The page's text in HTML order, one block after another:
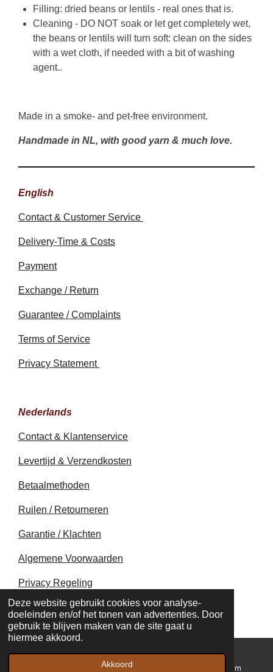
Deze website gebruikt cookies voor analyse-
doeleinden en/of het tonen van advertenties. Door
gebruik te blijven maken van de site gaat u
hiermee akkoord.
Akkoord
Filling: dried beans or lentils - real ones that is.
Cleaning - DO NOT soak or let get completely wet,
the beans or lentils will turn soft: clean on the sides
with a wet cloth, if needed with a bit of washing
agent..
Made in a smoke- and pet-free environment.
Handmade in NL, with good yarn & much love.
English
Contact & Customer Service
Delivery-Time & Costs
Payment
Exchange / Return
Guarantee / Complaints
Terms of Service
Privacy Statement
Nederlands
Contact & Klantenservice
Levertijd & Verzendkosten
Betaalmethoden
Ruilen / Retourneren
Garantie / Klachten
Algemene Voorwaarden
Privacy Regeling
© 2020 - 2026 earthapplecreations.com
Powered byJouwWeb
Kaart Instagram